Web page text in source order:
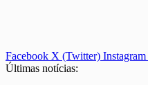
Facebook X (Twitter) Instagram
Últimas notícias: